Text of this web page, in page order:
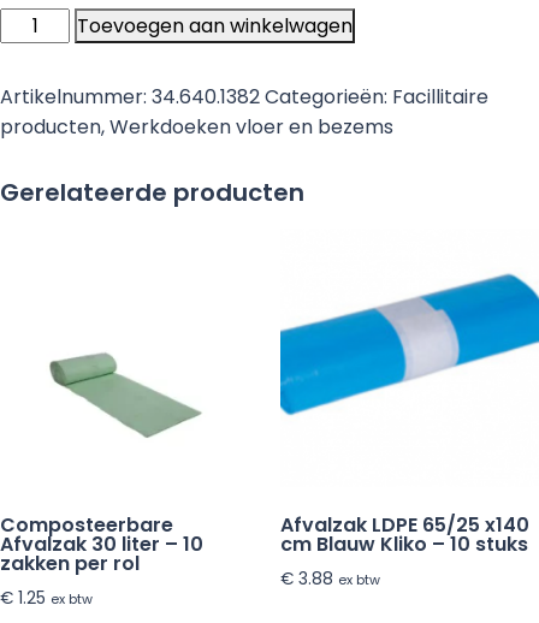
Wecoline
schuurspons
blauw/wit
met
handgreep
x
Toevoegen aan winkelwagen
Artikelnummer: 34.640.1382Categorieën: Facillitaire
producten,Werkdoeken vloer en bezems
Gerelateerde producten
Composteerbare
Afvalzak 30 liter – 10
zakken per rol
€ 1.25 ex btw
Afvalzak LDPE 65/25 x140
cm Blauw Kliko – 10 stuks
€3.88 ex btw